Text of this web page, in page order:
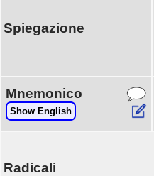
Spiegazione
Mnemonico
Show English
Radicali